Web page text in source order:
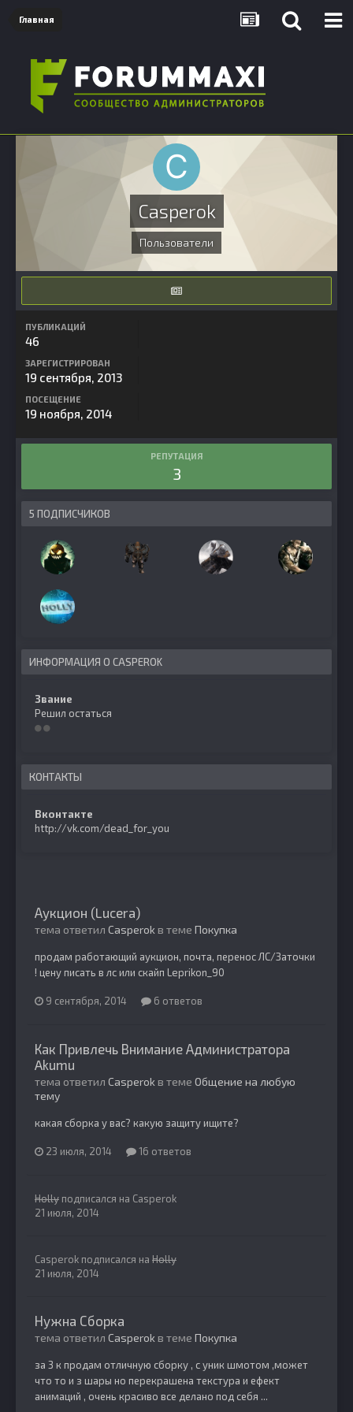
Главная
Casperok
Пользователи
ПУБЛИКАЦИЙ
46
ЗАРЕГИСТРИРОВАН
19 сентября, 2013
ПОСЕЩЕНИЕ
19 ноября, 2014
РЕПУТАЦИЯ
3
5 ПОДПИСЧИКОВ
ИНФОРМАЦИЯ О CASPEROK
Звание
Решил остаться
КОНТАКТЫ
Вконтакте
http://vk.com/dead_for_you
Аукцион (Lucera)
тема ответил Casperok в теме Покупка
продам работающий аукцион, почта, перенос ЛС/Заточки
! цену писать в лс или скайп Leprikon_90
9 сентября, 2014 6 ответов
Как Привлечь Внимание Администратора
Akumu
тема ответил Casperok в теме Общение на любую
тему
какая сборка у вас? какую защиту ищите?
23 июля, 2014 16 ответов
Holly подписался на Casperok
21 июля, 2014
Casperok подписался на Holly
21 июля, 2014
Нужна Сборка
тема ответил Casperok в теме Покупка
за 3 к продам отличную сборку , с уник шмотом ,может
что то и з шары но перекрашена текстура и ефект
анимаций , очень красиво все делано под себя ...